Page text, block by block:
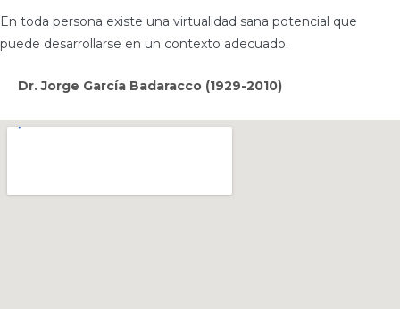
En toda persona existe una virtualidad sana potencial que
puede desarrollarse en un contexto adecuado.
Dr. Jorge García Badaracco (1929-2010)